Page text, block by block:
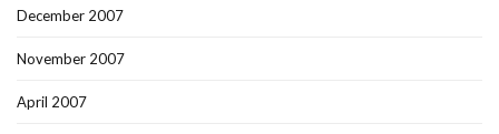
December 2007
November 2007
April 2007